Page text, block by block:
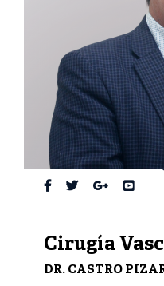
Cirugía
DR. CASTRO